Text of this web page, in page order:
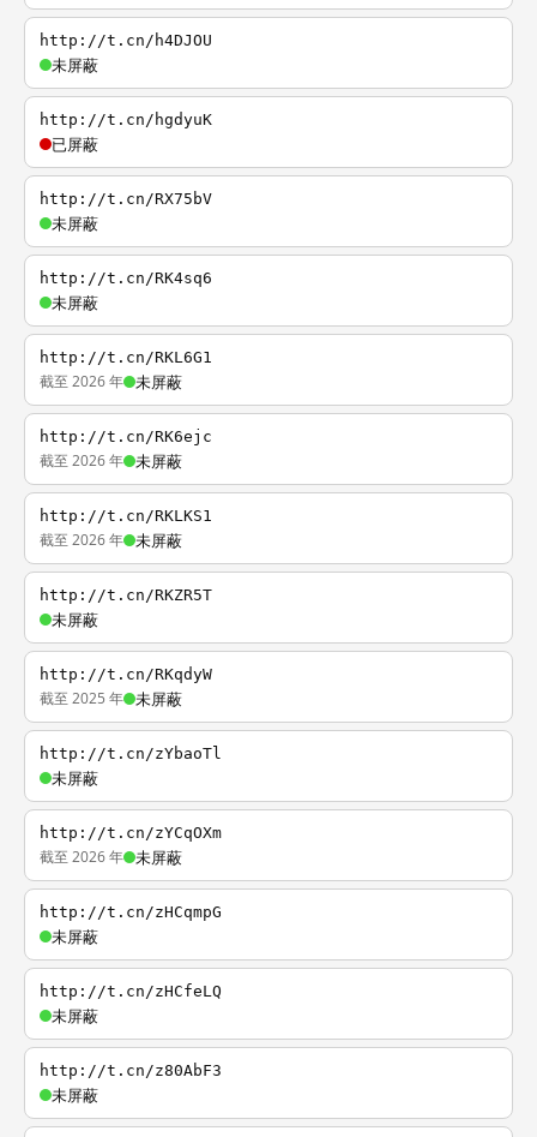
http://t.cn/h4DJOU
未屏蔽
http://t.cn/hgdyuK
已屏蔽
http://t.cn/RX75bV
未屏蔽
http://t.cn/RK4sq6
未屏蔽
http://t.cn/RKL6G1
截至 2026 年 未屏蔽
http://t.cn/RK6ejc
截至 2026 年 未屏蔽
http://t.cn/RKLKS1
截至 2026 年 未屏蔽
http://t.cn/RKZR5T
未屏蔽
http://t.cn/RKqdyW
截至 2025 年 未屏蔽
http://t.cn/zYbaoTl
未屏蔽
http://t.cn/zYCqOXm
截至 2026 年 未屏蔽
http://t.cn/zHCqmpG
未屏蔽
http://t.cn/zHCfeLQ
未屏蔽
http://t.cn/z80AbF3
未屏蔽